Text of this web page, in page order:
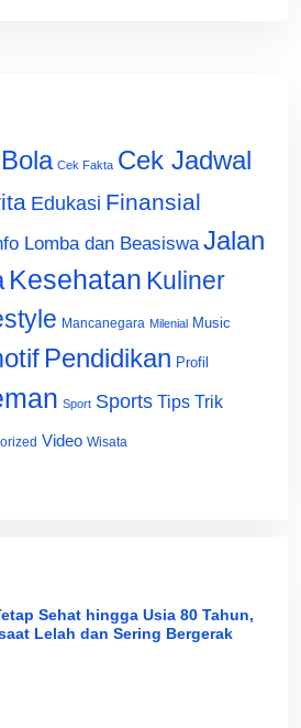
Bola Cek Fakta Cek Jadwal
Edukasi Finansial
Lomba dan Beasiswa Jalan
Kesehatan Kuliner
Mancanegara Milenial Music
Pendidikan Profil
Sport Sports Tips Trik
Video Wisata
Sehat hingga Usia 80 Tahun,
Lelah dan Sering Bergerak